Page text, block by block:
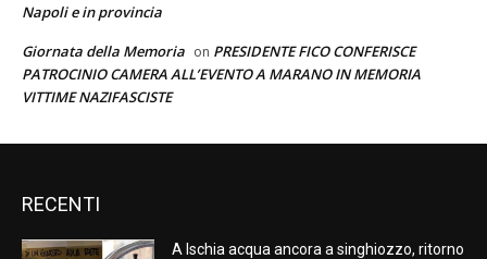
Napoli e in provincia
Giornata della Memoria on PRESIDENTE FICO CONFERISCE
PATROCINIO CAMERA ALL’EVENTO A MARANO IN MEMORIA
VITTIME NAZIFASCISTE
RECENTI
A Ischia acqua ancora a singhiozzo, ritorno